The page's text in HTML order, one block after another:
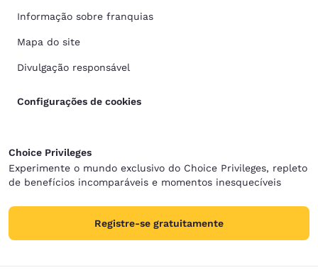
Informação sobre franquias
Mapa do site
Divulgação responsável
Configurações de cookies
Choice Privileges
Experimente o mundo exclusivo do Choice Privileges, repleto
de benefícios incomparáveis e momentos inesquecíveis
Registre-se gratuitamente